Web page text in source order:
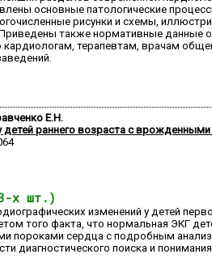
основные патологические
рисунки и схемы,
также нормативные данные
терапевтам, врачам
Е.Н.
раннего возраста с
х шт.)
изменений у детей
того факта, что нормальная ЭКГ
пороками сердца с подробным
диагностического поиска и